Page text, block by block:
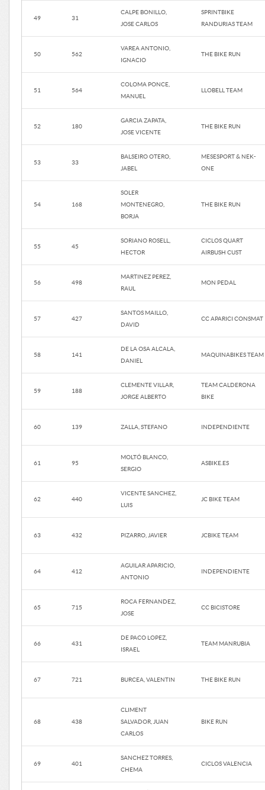
49 31
CALPE BONILLO,
JOSE CARLOS
SPRINTBIKE
RANDURIAS TEAM
50 562
VAREA ANTONIO,
IGNACIO
THE BIKE RUN
51 564
COLOMA PONCE,
MANUEL
LLOBELL TEAM
52 180
GARCIA ZAPATA,
JOSE VICENTE
THE BIKE RUN
53 33
BALSEIRO OTERO,
JABEL
MESESPORT & NEK-
ONE
54 168
SOLER
MONTENEGRO,
BORJA
THE BIKE RUN
55 45
SORIANO ROSELL,
HECTOR
CICLOS QUART
AIRBUSH CUST
56 498
MARTINEZ PEREZ,
RAUL
MON PEDAL
57 427
SANTOS MAILLO,
DAVID
CC APARICI CONSMAT
58 141
DE LA OSA ALCALA,
DANIEL
MAQUINABIKES TEAM
59 188
CLEMENTE VILLAR,
JORGE ALBERTO
TEAM CALDERONA
BIKE
60 139 ZALLA, STEFANO INDEPENDIENTE
61 95
MOLTÓ BLANCO,
SERGIO
ASBIKE.ES
62 440
VICENTE SANCHEZ,
LUIS
JC BIKE TEAM
63 432 PIZARRO, JAVIER JCBIKE TEAM
64 412
AGUILAR APARICIO,
ANTONIO
INDEPENDIENTE
65 715
ROCA FERNANDEZ,
JOSE
CC BICISTORE
66 431
DE PACO LOPEZ,
ISRAEL
TEAM MANRUBIA
67 721 BURCEA, VALENTIN THE BIKE RUN
68 438
CLIMENT
SALVADOR, JUAN
CARLOS
BIKE RUN
69 401
SANCHEZ TORRES,
CHEMA
CICLOS VALENCIA